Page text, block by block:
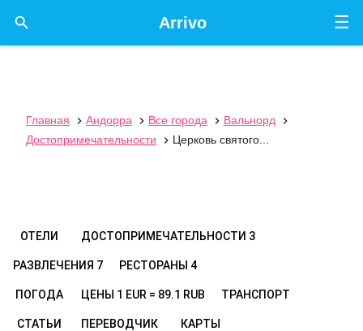
☰
Arrivo

Главная  Андорра  Все города  Вальнорд

Достопримечательности
 Церковь святого...
ОТЕЛИ ДОСТОПРИМЕЧАТЕЛЬНОСТИ 3
РАЗВЛЕЧЕНИЯ 7 РЕСТОРАНЫ 4
ПОГОДА ЦЕНЫ 1 EUR = 89.1 RUB ТРАНСПОРТ
СТАТЬИ ПЕРЕВОДЧИК КАРТЫ